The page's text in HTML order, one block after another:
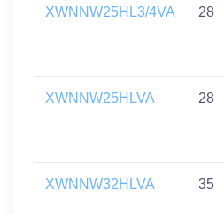
XWNNW25HL3/4VA 28
XWNNW25HLVA 28
XWNNW32HLVA 35